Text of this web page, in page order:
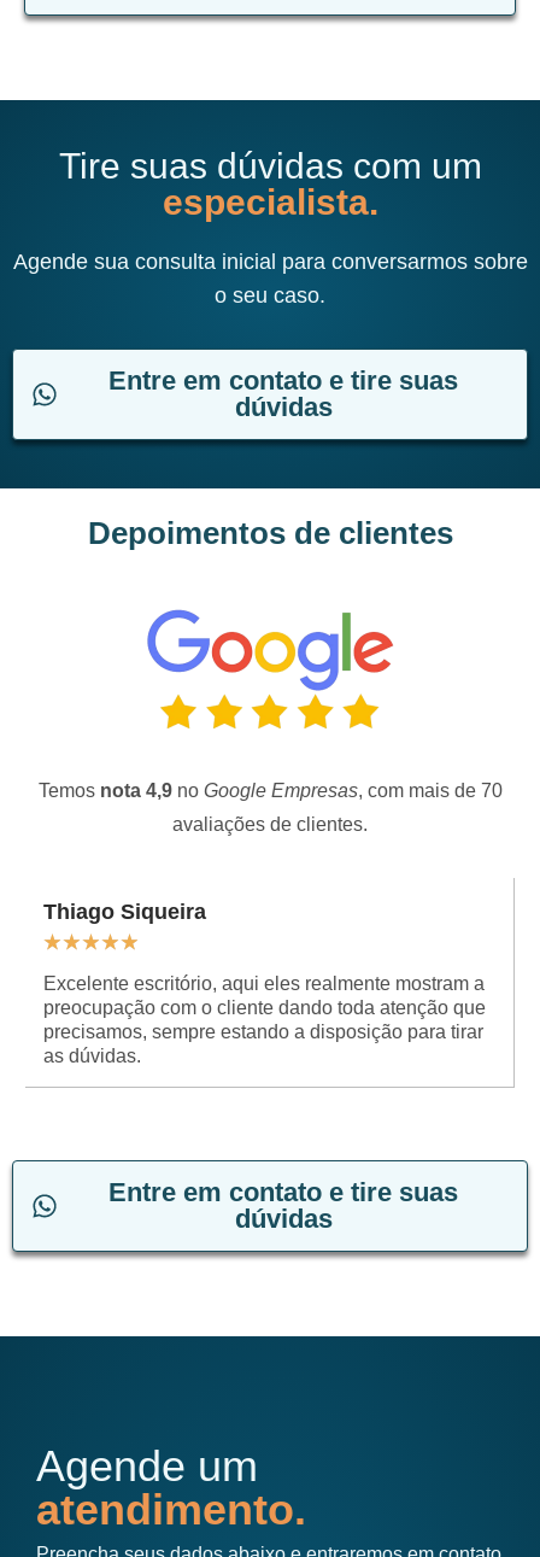
Tire suas dúvidas com um
especialista.
Agende sua consulta inicial para conversarmos sobre
o seu caso.
Entre em contato e tire suas
dúvidas
Depoimentos de clientes
Temos nota 4,9 no Google Empresas, com mais de 70
avaliações de clientes.
Thiago Siqueira
★★★★★
Excelente escritório, aqui eles realmente mostram a
preocupação com o cliente dando toda atenção que
precisamos, sempre estando a disposição para tirar
as dúvidas.
Entre em contato e tire suas
dúvidas
Agende um
atendimento.